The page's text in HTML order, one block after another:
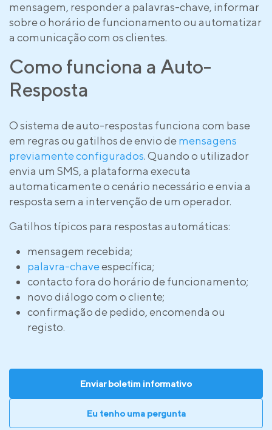
mensagem, responder a palavras-chave, informar
sobre o horário de funcionamento ou automatizar
a comunicação com os clientes.
Como funciona a Auto-
Resposta
O sistema de auto-respostas funciona com base
em regras ou gatilhos de envio demensagens
previamente configurados. Quando o utilizador
envia um SMS, a plataforma executa
automaticamente o cenário necessário e envia a
resposta sem a intervenção de um operador.
Gatilhos típicos para respostas automáticas:
mensagem recebida;
palavra-chaveespecífica;
contacto fora do horário de funcionamento;
novo diálogo com o cliente;
confirmação de pedido, encomenda ou
registo.
Enviar boletim informativo
Eu tenho uma pergunta